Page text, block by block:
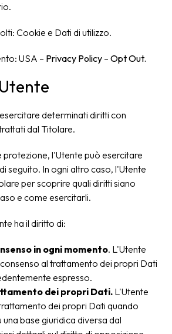
Cookie e Dati di utilizzo.
USA – Privacy Policy – Opt Out.
determinati diritti con
dal Titolare.
protezione, l'Utente può esercitare
seguito. In ogni altro caso, l'Utente
per scoprire quali diritti siano
e come esercitarli.
ha il diritto di:
in ogni momento. L'Utente
al trattamento dei propri Dati
espresso.
dei propri Dati. L'Utente
dei propri Dati quando
una base giuridica diversa dal